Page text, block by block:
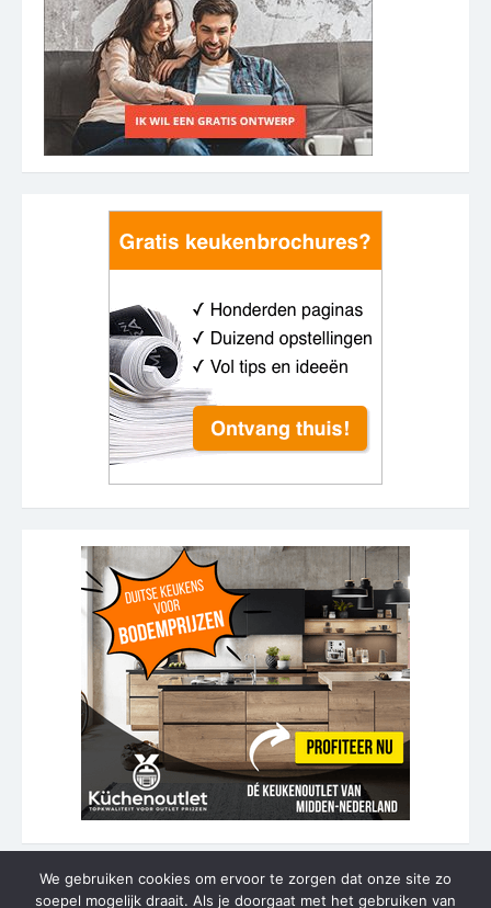
We gebruiken cookies om ervoor te zorgen dat onze site zo
soepel mogelijk draait. Als je doorgaat met het gebruiken van